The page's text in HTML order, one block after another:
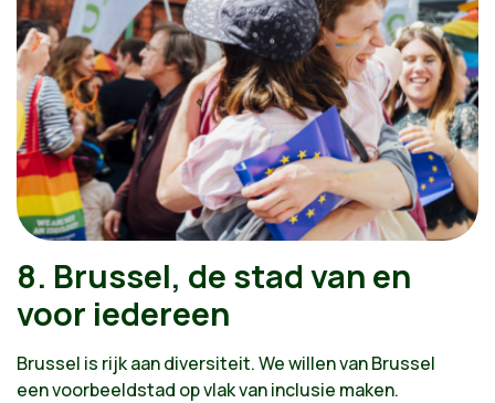
Een omgeving die ondernemerschap en innovatie
bevordert
Brussel is een stad op mensenmaat, met een
buurteconomie
Een productieve stedelijke economie en logistiek
aangepast aan Brussel
We vereenvoudigen de toegang tot werk
8. Brussel, de stad van en
voor iedereen
Brussel is rijk aan diversiteit. We willen van Brussel
een voorbeeldstad op vlak van inclusie maken.